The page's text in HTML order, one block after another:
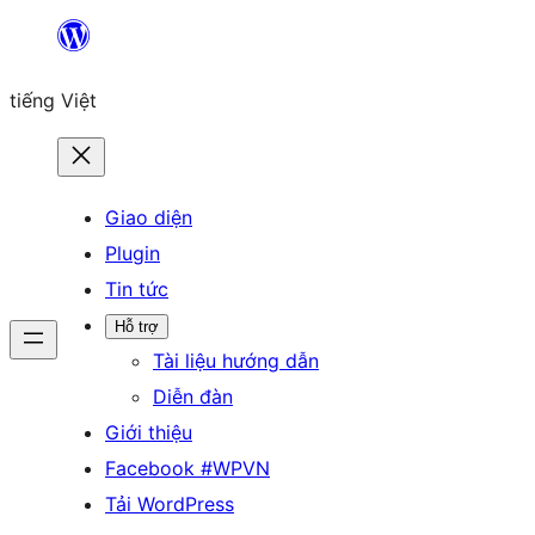
Chuyển
phần
tiếng Việt
Giao diện
Plugin
Tin tức
Hỗ trợ
Tài liệu hướng dẫn
Diễn đàn
Giới thiệu
Facebook #WPVN
Tải WordPress